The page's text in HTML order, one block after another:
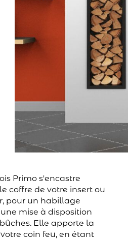
Primo s'encastre
coffre de votre insert ou
pour un habillage
mise à disposition
Elle apporte la
coin feu, en étant